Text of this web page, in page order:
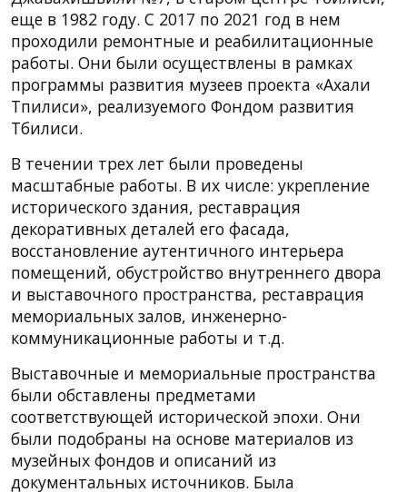
еще в 1982 году. С 2017 по 2021 год в нем
проходили ремонтные и реабилитационные
работы. Они были осуществлены в рамках
программы развития музеев проекта «Ахали
Тпилиси», реализуемого Фондом развития
Тбилиси.
В течении трех лет были проведены
масштабные работы. В их числе: укрепление
исторического здания, реставрация
декоративных деталей его фасада,
восстановление аутентичного интерьера
помещений, обустройство внутреннего двора
и выставочного пространства, реставрация
мемориальных залов, инженерно-
коммуникационные работы и т.д.
Выставочные и мемориальные пространства
были обставлены предметами
соответствующей исторической эпохи. Они
были подобраны на основе материалов из
музейных фондов и описаний из
документальных источников. Была